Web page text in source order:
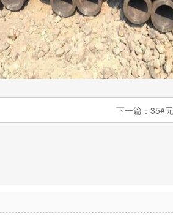
下一篇：35#